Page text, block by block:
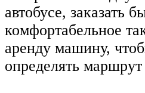
автобусе, заказать
комфортабельное
аренду машину,
определять